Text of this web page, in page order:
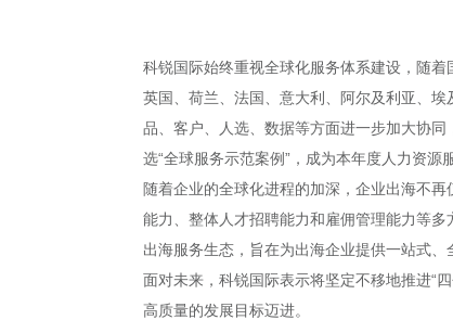
科锐国际始终重视全球化服务体系建设，随
英国、荷兰、法国、意大利、阿尔及利亚、
品、客户、人选、数据等方面进一步加大协
选“全球服务示范案例”，成为本年度人力资源
随着企业的全球化进程的加深，企业出海不
能力、整体人才招聘能力和雇佣管理能力等
出海服务生态，旨在为出海企业提供一站式、
面对未来，科锐国际表示将坚定不移地推进“
高质量的发展目标迈进。